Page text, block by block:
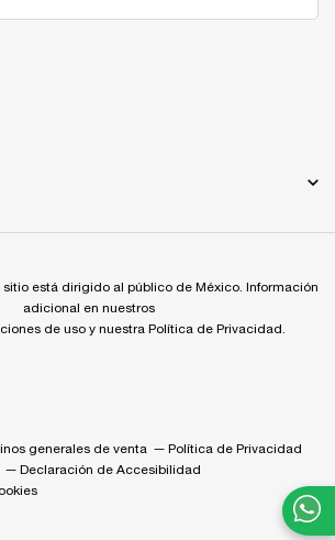
está dirigido al público de México. Información
adicional en nuestros
de uso y nuestra Política de Privacidad.
generales de venta
Política de Privacidad
Declaración de Accesibilidad